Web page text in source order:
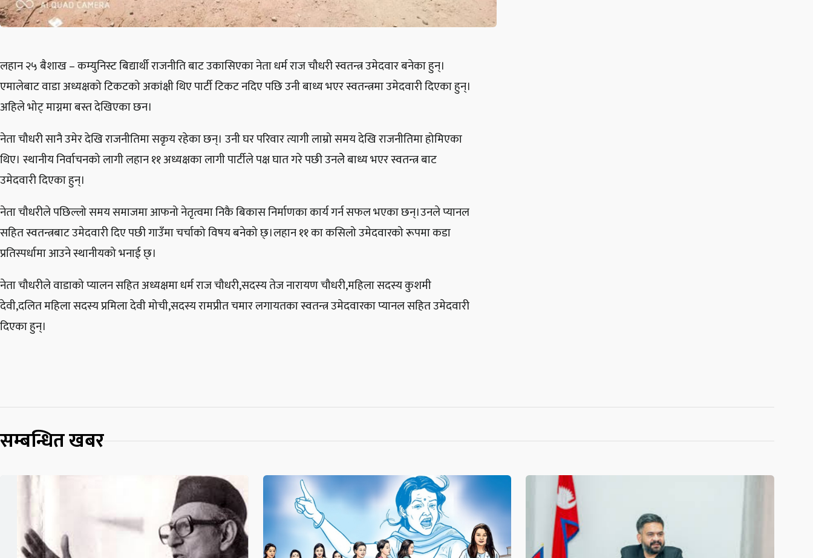
लहान २५ बैशाख – कम्युनिस्ट बिद्यार्थी राजनीति बाट उकासिएका नेता धर्म राज चौधरी स्वतन्त्र उमेदवार बनेका हुन्।
एमालेबाट वाडा अध्यक्षको टिकटको अकांक्षी थिए पार्टी टिकट नदिए पछि उनी बाध्य भएर स्वतन्त्रमा उमेदवारी दिएका हुन्।
अहिले भोट् माग्नमा बस्त देखिएका छन।
नेता चौधरी सानै उमेर देखि राजनीतिमा सकृय रहेका छन्। उनी घर परिवार त्यागी लाम्रो समय देखि राजनीतिमा होमिएका
थिए। स्थानीय निर्वाचनको लागी लहान ११ अध्यक्षका लागी पार्टीले पक्ष घात गरे पछी उनलेे बाध्य भएर स्वतन्त्र बाट
उमेदवारी दिएका हुन्।
नेता चौधरीले पछिल्लो समय समाजमा आफनो नेतृत्वमा निकै बिकास निर्माणका कार्य गर्न सफल भएका छन्।उनले प्यानल
सहित स्वतन्त्रबाट उमेदवारी दिए पछी गाउँमा चर्चाको विषय बनेको छ्।लहान ११ का कसिलो उमेदवारको रूपमा कडा
प्रतिस्पर्धामा आउने स्थानीयको भनाई छ्।
नेता चौधरीले वाडाको प्यालन सहित अध्यक्षमा धर्म राज चौधरी,सदस्य तेज नारायण चौधरी,महिला सदस्य कुशमी
देवी,दलित महिला सदस्य प्रमिला देवी मोची,सदस्य रामप्रीत चमार लगायतका स्वतन्त्र उमेदवारका प्यानल सहित उमेदवारी
दिएका हुन्।
सम्बन्धित खबर